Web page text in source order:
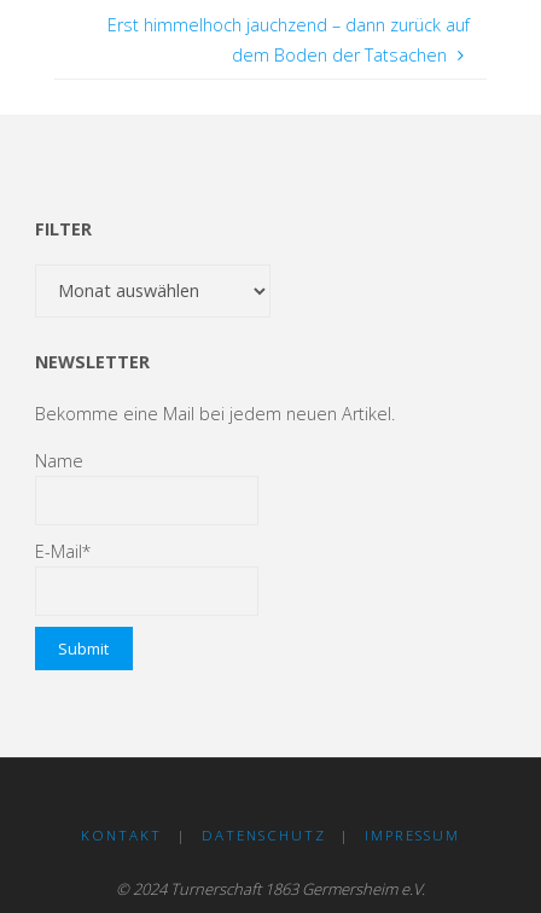
Erst himmelhoch jauchzend – dann zurück auf
dem Boden der Tatsachen
FILTER
NEWSLETTER
Bekomme eine Mail bei jedem neuen Artikel.
Name
E-Mail*
KONTAKT | DATENSCHUTZ | IMPRESSUM
© 2024 Turnerschaft 1863 Germersheim e.V.